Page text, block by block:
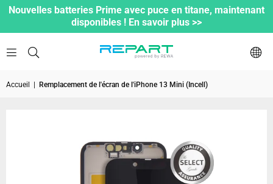
Nouvelles batteries Prime avec puce en titane, maintenant
disponibles ! En savoir plus >>
Accueil Remplacement de l'écran de l'iPhone 13 Mini (Incell)